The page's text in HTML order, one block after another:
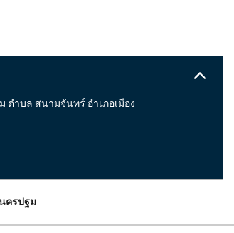
ตำบล สนามจันทร์ อำเภอเมือง
ครปฐม